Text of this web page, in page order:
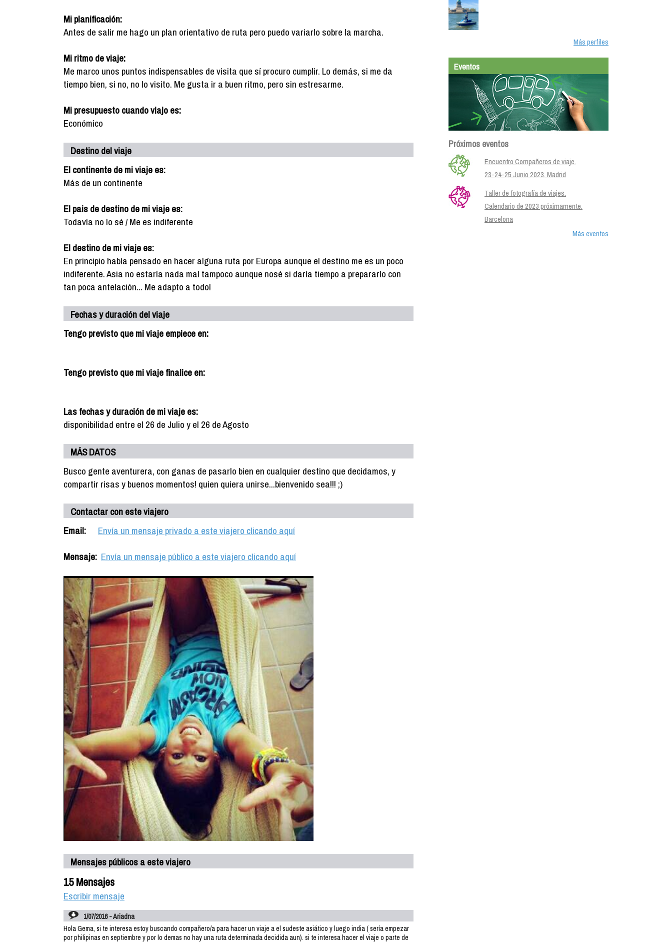
Mi planificación:
Antes de salir me hago un plan orientativo de ruta pero puedo variarlo sobre la marcha.
Mi ritmo de viaje:
Me marco unos puntos indispensables de visita que sí procuro cumplir. Lo demás, si me da
tiempo bien, si no, no lo visito. Me gusta ir a buen ritmo, pero sin estresarme.
Mi presupuesto cuando viajo es:
Económico
Destino del viaje
El continente de mi viaje es:
Más de un continente
El pais de destino de mi viaje es:
Todavía no lo sé / Me es indiferente
El destino de mi viaje es:
En principio había pensado en hacer alguna ruta por Europa aunque el destino me es un poco
indiferente. Asia no estaría nada mal tampoco aunque nosé si daría tiempo a prepararlo con
tan poca antelación... Me adapto a todo!
Fechas y duración del viaje
Tengo previsto que mi viaje empiece en:
Tengo previsto que mi viaje finalice en:
Las fechas y duración de mi viaje es:
disponibilidad entre el 26 de Julio y el 26 de Agosto
MÁS DATOS
Busco gente aventurera, con ganas de pasarlo bien en cualquier destino que decidamos, y
compartir risas y buenos momentos! quien quiera unirse...bienvenido sea!!! ;)
Contactar con este viajero
Email:
Envía un mensaje privado a este viajero clicando aquí
Mensaje: Envía un mensaje público a este viajero clicando aquí
Mensajes públicos a este viajero
15 Mensajes
Escribir mensaje
1/07/2016 - Ariadna
Hola Gema, si te interesa estoy buscando compañero/a para hacer un viaje a el sudeste asiático y luego india ( sería empezar
por philipinas en septiembre y por lo demas no hay una ruta determinada decidida aun). si te interesa hacer el viaje o parte de
Más perfiles
Eventos
Próximos eventos
Encuentro Compañeros de viaje.
23-24-25 Junio 2023. Madrid
Taller de fotografía de viajes.
Calendario de 2023 próximamente.
Barcelona
Más eventos